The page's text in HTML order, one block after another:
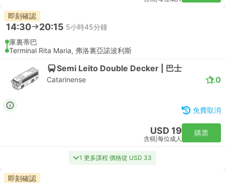
即刻確認
14:30 20:15 5小時45分鐘
庫裏蒂巴
Terminal Rita Maria, 弗洛裏亞諾波利斯
Semi Leito Double Decker | 巴士
Catarinense 1.0
免費取消
USD 19
含税 每位成人
購票
1 更多課程 價格從 USD 33
即刻確認